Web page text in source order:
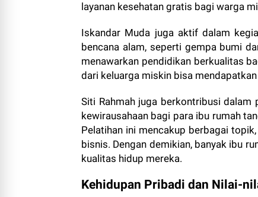
layanan kesehatan gratis bagi warga
Iskandar Muda juga aktif dalam
bencana alam, seperti gempa bumi
menawarkan pendidikan berkualitas
dari keluarga miskin bisa
Siti Rahmah juga berkontribusi dalam
kewirausahaan bagi para ibu rumah
Pelatihan ini mencakup berbagai
bisnis. Dengan demikian, banyak ibu
kualitas hidup mereka.
Kehidupan Pribadi dan Nilai-